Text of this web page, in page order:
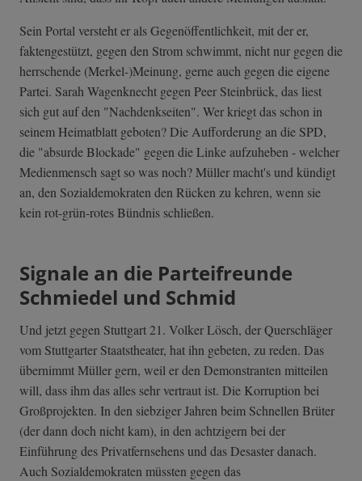
Sein Portal versteht er als Gegenöffentlichkeit, mit der er,
faktengestützt, gegen den Strom schwimmt, nicht nur gegen die
herrschende (Merkel-)Meinung, gerne auch gegen die eigene
Partei. Sarah Wagenknecht gegen Peer Steinbrück, das liest
sich gut auf den "Nachdenkseiten". Wer kriegt das schon in
seinem Heimatblatt geboten? Die Aufforderung an die SPD,
die "absurde Blockade" gegen die Linke aufzuheben - welcher
Medienmensch sagt so was noch? Müller macht's und kündigt
an, den Sozialdemokraten den Rücken zu kehren, wenn sie
kein rot-grün-rotes Bündnis schließen.
Signale an die Parteifreunde
Schmiedel und Schmid
Und jetzt gegen Stuttgart 21. Volker Lösch, der Querschläger
vom Stuttgarter Staatstheater, hat ihn gebeten, zu reden. Das
übernimmt Müller gern, weil er den Demonstranten mitteilen
will, dass ihm das alles sehr vertraut ist. Die Korruption bei
Großprojekten. In den siebziger Jahren beim Schnellen Brüter
(der dann doch nicht kam), in den achtzigern bei der
Einführung des Privatfernsehens und das Desaster danach.
Auch Sozialdemokraten müssten gegen das